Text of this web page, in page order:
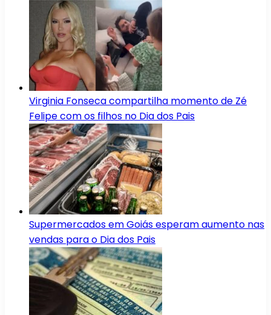
Virginia Fonseca compartilha momento de Zé
Felipe com os filhos no Dia dos Pais
Supermercados em Goiás esperam aumento nas
vendas para o Dia dos Pais